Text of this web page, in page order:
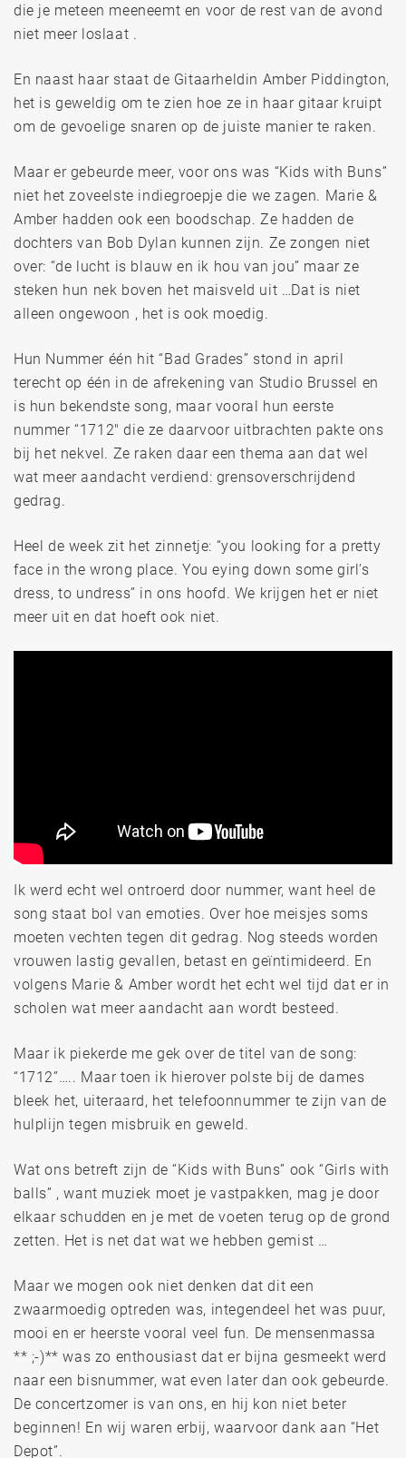
die je meteen meeneemt en voor de rest van de avond
niet meer loslaat .
En naast haar staat de Gitaarheldin Amber Piddington,
het is geweldig om te zien hoe ze in haar gitaar kruipt
om de gevoelige snaren op de juiste manier te raken.
Maar er gebeurde meer, voor ons was “Kids with Buns”
niet het zoveelste indiegroepje die we zagen. Marie &
Amber hadden ook een boodschap. Ze hadden de
dochters van Bob Dylan kunnen zijn. Ze zongen niet
over: “de lucht is blauw en ik hou van jou” maar ze
steken hun nek boven het maisveld uit …Dat is niet
alleen ongewoon , het is ook moedig.
Hun Nummer één hit “Bad Grades” stond in april
terecht op één in de afrekening van Studio Brussel en
is hun bekendste song, maar vooral hun eerste
nummer “1712″ die ze daarvoor uitbrachten pakte ons
bij het nekvel. Ze raken daar een thema aan dat wel
wat meer aandacht verdiend: grensoverschrijdend
gedrag.
Heel de week zit het zinnetje: “you looking for a pretty
face in the wrong place. You eying down some girl’s
dress, to undress” in ons hoofd. We krijgen het er niet
meer uit en dat hoeft ook niet.
Ik werd echt wel ontroerd door nummer, want heel de
song staat bol van emoties. Over hoe meisjes soms
moeten vechten tegen dit gedrag. Nog steeds worden
vrouwen lastig gevallen, betast en geïntimideerd. En
volgens Marie & Amber wordt het echt wel tijd dat er in
scholen wat meer aandacht aan wordt besteed.
Maar ik piekerde me gek over de titel van de song:
“1712”….. Maar toen ik hierover polste bij de dames
bleek het, uiteraard, het telefoonnummer te zijn van de
hulplijn tegen misbruik en geweld.
Wat ons betreft zijn de “Kids with Buns” ook “Girls with
balls” , want muziek moet je vastpakken, mag je door
elkaar schudden en je met de voeten terug op de grond
zetten. Het is net dat wat we hebben gemist …
Maar we mogen ook niet denken dat dit een
zwaarmoedig optreden was, integendeel het was puur,
mooi en er heerste vooral veel fun. De mensenmassa
** ;-)** was zo enthousiast dat er bijna gesmeekt werd
naar een bisnummer, wat even later dan ook gebeurde.
De concertzomer is van ons, en hij kon niet beter
beginnen! En wij waren erbij, waarvoor dank aan “Het
Depot”.